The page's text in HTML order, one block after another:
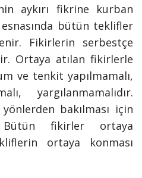
aykırı fikrine kurban
bütün teklifler
Fikirlerin serbestçe
Ortaya atılan fikirlerle
ve tenkit yapılmamalı,
yargılanmamalıdır.
bakılması için
fikirler ortaya
ortaya konması